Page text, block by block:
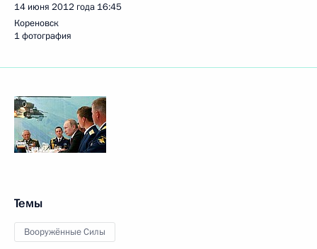
14 июня 2012 года 16:45
Кореновск
1 фотография
Темы
Вооружённые Силы